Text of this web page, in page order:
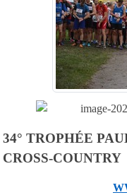
34° TROPHÉE
CROSS-COUNTRY